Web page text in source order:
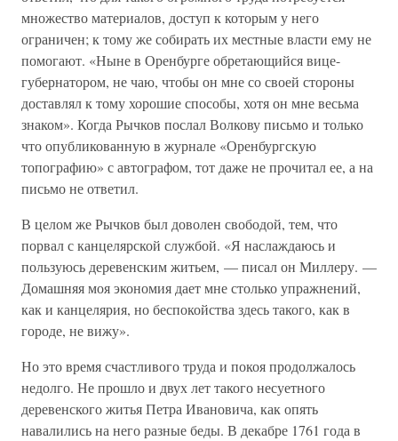
множество материалов, доступ к которым у него
ограничен; к тому же собирать их местные власти ему не
помогают. «Ныне в Оренбурге обретающийся вице-
губернатором, не чаю, чтобы он мне со своей стороны
доставлял к тому хорошие способы, хотя он мне весьма
знаком». Когда Рычков послал Волкову письмо и только
что опубликованную в журнале «Оренбургскую
топографию» с автографом, тот даже не прочитал ее, а на
письмо не ответил.
В целом же Рычков был доволен свободой, тем, что
порвал с канцелярской службой. «Я наслаждаюсь и
пользуюсь деревенским житьем, — писал он Миллеру. —
Домашняя моя экономия дает мне столько упражнений,
как и канцелярия, но беспокойства здесь такого, как в
городе, не вижу».
Но это время счастливого труда и покоя продолжалось
недолго. Не прошло и двух лет такого несуетного
деревенского житья Петра Ивановича, как опять
навалились на него разные беды. В декабре 1761 года в